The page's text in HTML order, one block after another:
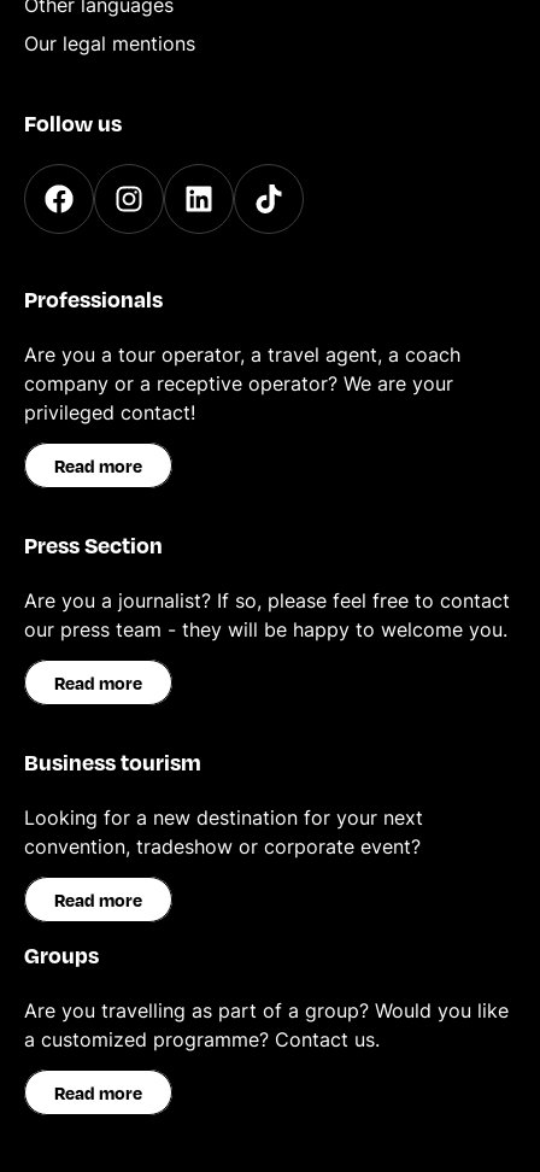
Other languages
Our legal mentions
Follow us
Professionals
Are you a tour operator, a travel agent, a coach
company or a receptive operator? We are your
privileged contact!
Read more
Press Section
Are you a journalist? If so, please feel free to contact
our press team - they will be happy to welcome you.
Read more
Business tourism
Looking for a new destination for your next
convention, tradeshow or corporate event?
Read more
Groups
Are you travelling as part of a group? Would you like
a customized programme? Contact us.
Read more